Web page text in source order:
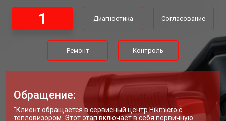
1 Диагностика Согласование
Ремонт Контроль
Обращение:
"Клиент обращается в сервисный центр Hikmicro с
тепловизором. Этот этап включает в себя первичную